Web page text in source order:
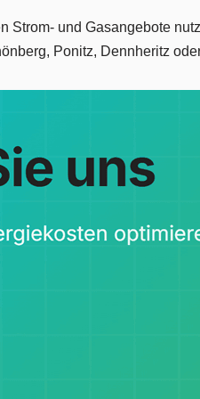
und Gasangebote
Ponitz, Dennheritz